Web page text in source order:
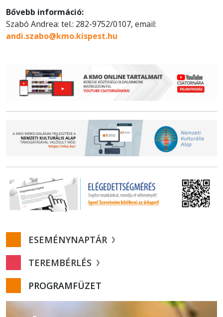
Bővebb információ:
Szabó Andrea: tel.: 282-9752/0107, email:
andi.szabo@kmo.kispest.hu
ESEMÉNYNAPTÁR
TEREMBÉRLÉS
PROGRAMFÜZET